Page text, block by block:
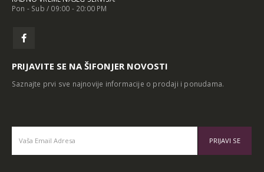
Pon - Sub / 09:00 - 20:00 PM
PRIJAVITE SE NA ŠIFONJER NOVOSTI
Saznajte prvi sve najnovije informacije o prodaji i ponudama.